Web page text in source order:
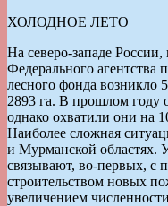
ХОЛОДНОЕ ЛЕТО
На северо-западе
Федерального агентства
лесного фонда возникло
2893 га. В прошлом году
однако охватили они на
Наиболее сложная
и Мурманской областях.
связывают, во-первых, с
строительством новых
увеличением